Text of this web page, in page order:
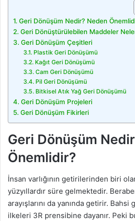
Geri Dönüşüm Nedir? Neden
Geri Dönüştürülebilen Maddeler
Geri Dönüşüm Çeşitleri
Plastik Geri Dönüşümü
Kağıt Geri Dönüşümü
Cam Geri Dönüşümü
Pil Geri Dönüşümü
Bitkisel Atık Yağ Geri Dönüşümü
Geri Dönüşüm Projeleri
Geri Dönüşüm Fikirleri
Geri Dönüşüm
Önemlidir?
İnsan varlığının getirilerinden biri
yüzyıllardır süre gelmektedir.
arayışlarını da yanında getirir.
ilkeleri 3R prensibine dayanır. Peki